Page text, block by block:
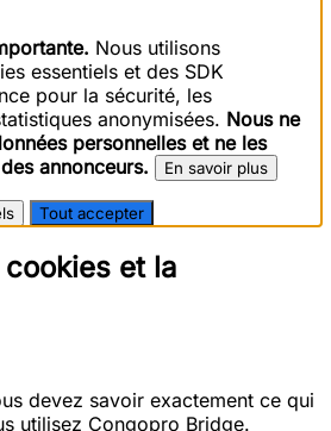
Nous utilisons
essentiels et des SDK
pour la sécurité, les
anonymisées. Nous ne
personnelles et ne les
annonceurs.
En savoir plus
Tout accepter
et la
devez savoir exactement ce qui
utilisez Congopro Bridge.